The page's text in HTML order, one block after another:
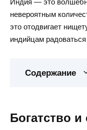
Индия — это
невероятным
это отодвигает
индийцам
Содержание
Богатство и